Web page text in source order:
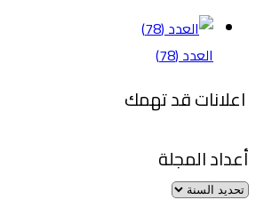
العدد (78)
اعلانات قد تهمك
أعداد المجلة